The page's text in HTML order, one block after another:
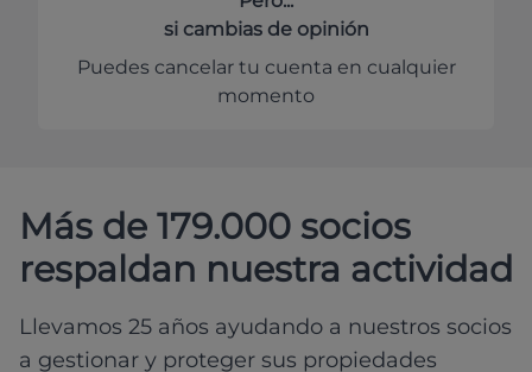
si cambias de opinión
Puedes cancelar tu cuenta en cualquier
momento
Más de 179.000 socios
respaldan nuestra actividad
Llevamos 25 años ayudando a nuestros socios
a gestionar y proteger sus propiedades